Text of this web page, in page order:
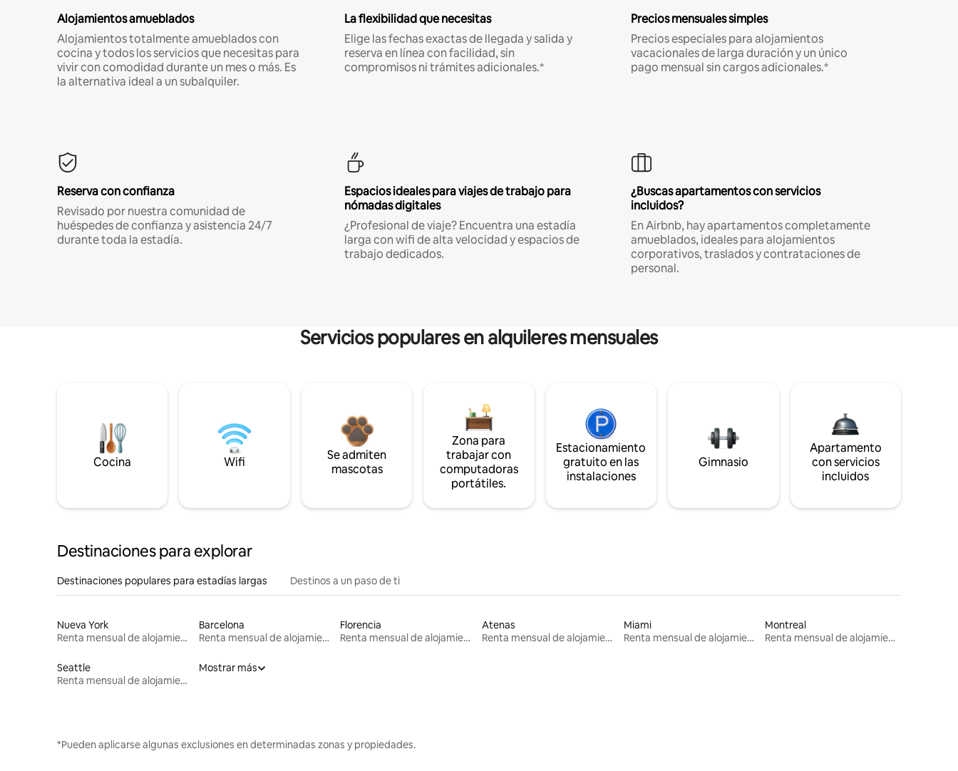
Alojamientos amueblados
Alojamientos totalmente amueblados con
cocina y todos los servicios que necesitas para
vivir con comodidad durante un mes o más. Es
la alternativa ideal a un subalquiler.
La flexibilidad que necesitas
Elige las fechas exactas de llegada y salida y
reserva en línea con facilidad, sin
compromisos ni trámites adicionales.*
Precios mensuales simples
Precios especiales para alojamientos
vacacionales de larga duración y un único
pago mensual sin cargos adicionales.*
Reserva con confianza
Revisado por nuestra comunidad de
huéspedes de confianza y asistencia 24/7
durante toda la estadía.
Espacios ideales para viajes de trabajo para
nómadas digitales
¿Profesional de viaje? Encuentra una estadía
larga con wifi de alta velocidad y espacios de
trabajo dedicados.
¿Buscas apartamentos con servicios
incluidos?
En Airbnb, hay apartamentos completamente
amueblados, ideales para alojamientos
corporativos, traslados y contrataciones de
personal.
Servicios populares en alquileres mensuales
Cocina Wifi
Se admiten
mascotas
Zona para
trabajar con
computadoras
portátiles.
Estacionamiento
gratuito en las
instalaciones
Gimnasio
Apartamento
con servicios
incluidos
Destinaciones para explorar
Destinaciones populares para estadías largas Destinos a un paso de ti
Nueva York
Renta mensual de alojamientos
Barcelona
Renta mensual de alojamientos
Florencia
Renta mensual de alojamientos
Atenas
Renta mensual de alojamientos
Miami
Renta mensual de alojamientos
Montreal
Renta mensual de alojamientos
Seattle
Renta mensual de alojamientos
Mostrar más
*Pueden aplicarse algunas exclusiones en determinadas zonas y propiedades.